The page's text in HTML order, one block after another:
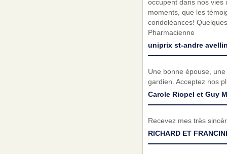
occupent dans nos
moments, que les
condoléances!
Pharmacienne
uniprix st-andre
Une bonne épouse,
gardien. Acceptez nos
Carole Riopel et Guy
Recevez mes très
RICHARD ET